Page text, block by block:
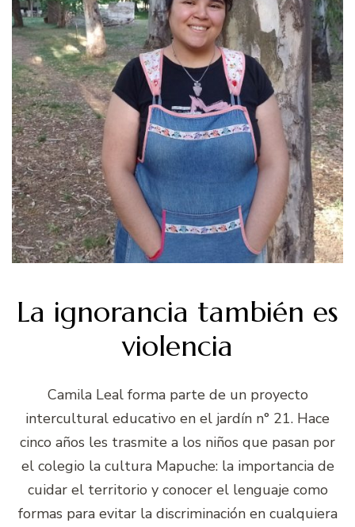
La ignorancia también es
violencia
Camila Leal forma parte de un proyecto
intercultural educativo en el jardín n° 21. Hace
cinco años les trasmite a los niños que pasan por
el colegio la cultura Mapuche: la importancia de
cuidar el territorio y conocer el lenguaje como
formas para evitar la discriminación en cualquiera